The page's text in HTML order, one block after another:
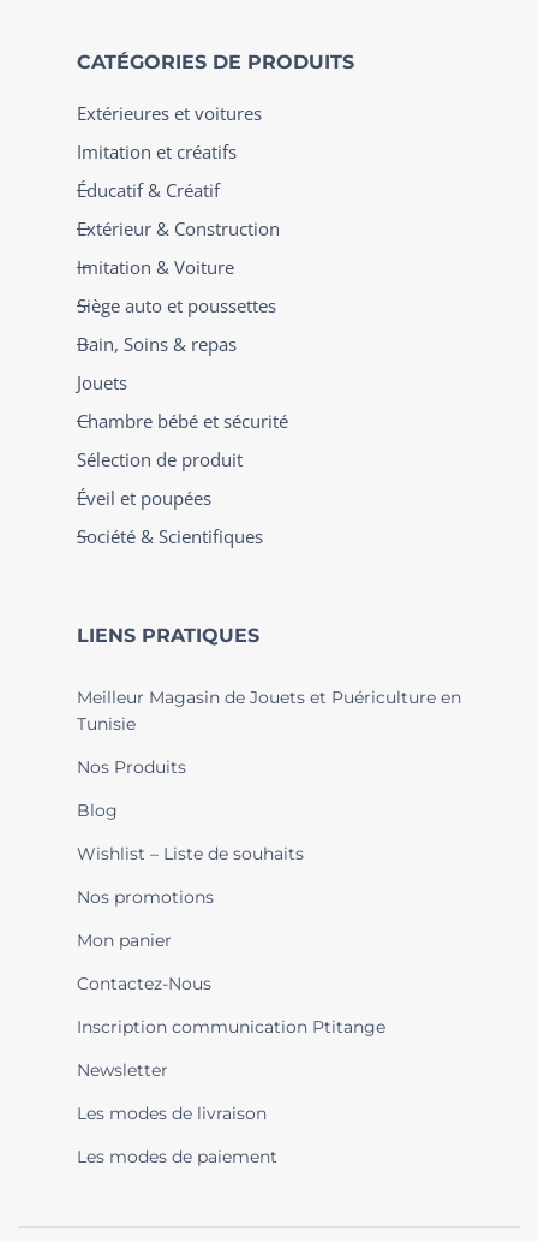
CATÉGORIES DE PRODUITS
Extérieures et voitures
Imitation et créatifs
Éducatif & Créatif
Extérieur & Construction
Imitation & Voiture
Siège auto et poussettes
Bain, Soins & repas
Jouets
Chambre bébé et sécurité
Sélection de produit
Éveil et poupées
Société & Scientifiques
LIENS PRATIQUES
Meilleur Magasin de Jouets et Puériculture en
Tunisie
Nos Produits
Blog
Wishlist – Liste de souhaits
Nos promotions
Mon panier
Contactez-Nous
Inscription communication Ptitange
Newsletter
Les modes de livraison
Les modes de paiement